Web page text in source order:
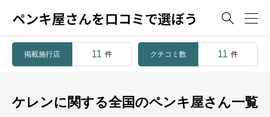
ペンキ屋さんを口コミで選ぼう 
掲載施行店 11 件 クチコミ数 11 件
ケレンに関する全国のペンキ屋さん一覧